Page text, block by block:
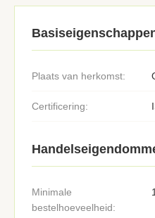
Plaats van herkomst:
Certificering:
Minimale
bestelhoeveelheid: